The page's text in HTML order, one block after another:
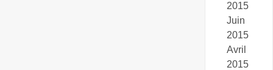
2015
Juin
2015
Avril
2015